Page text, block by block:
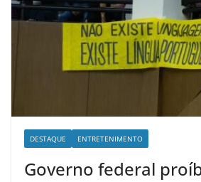
DESTAQUE ENTRETENIMENTO
Governo federal